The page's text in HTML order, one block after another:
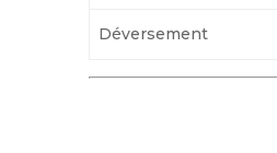
Déversement